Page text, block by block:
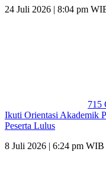
24 Juli 2026 | 8:04 pm
715
Ikuti Orientasi Akademik
Peserta Lulus
8 Juli 2026 | 6:24 pm WIB